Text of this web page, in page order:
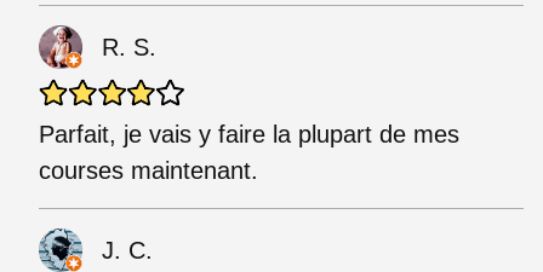
R. S.
Parfait, je vais y faire la plupart de mes
courses maintenant.
J. C.